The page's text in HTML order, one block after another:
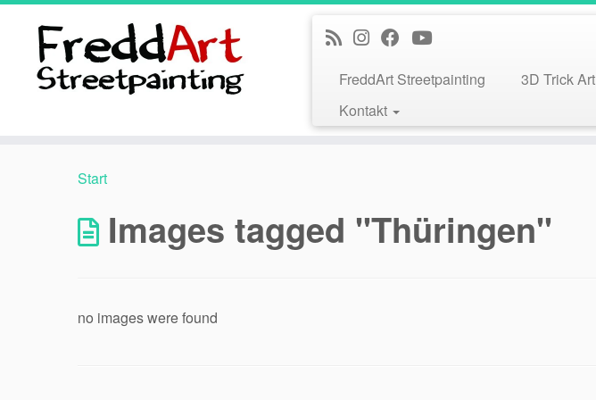
Zum
springen
FreddArt Streetpainting 3D Trick Art
Kontakt
Start
Images tagged "Thüringen"
no images were found